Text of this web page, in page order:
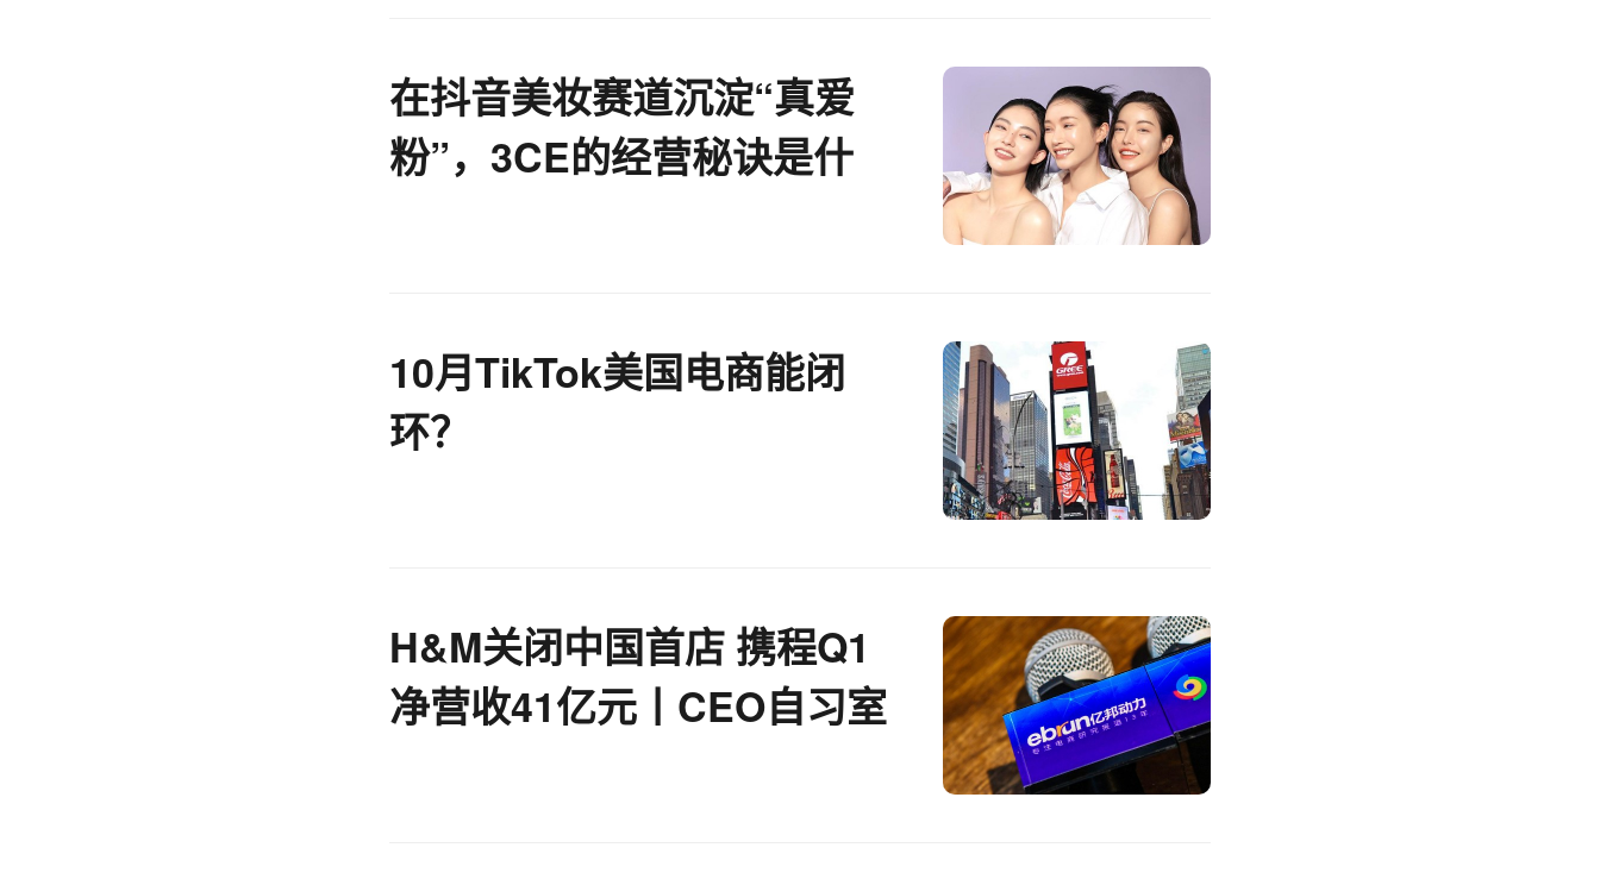
在抖音美妆赛道沉淀“真爱
粉”，3CE的经营秘诀是什
10月TikTok美国电商能闭
环？
H&M关闭中国首店 携程Q1
净营收41亿元丨CEO自习室